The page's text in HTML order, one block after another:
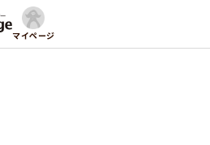
マイページ